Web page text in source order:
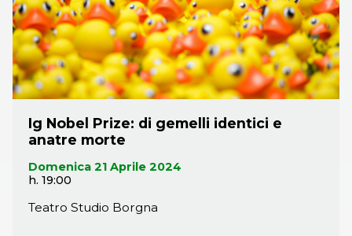
genitali maschili.
Ig Nobel Prize: di gemelli identici e
anatre morte
Domenica 21 Aprile 2024
h. 19:00
Teatro Studio Borgna